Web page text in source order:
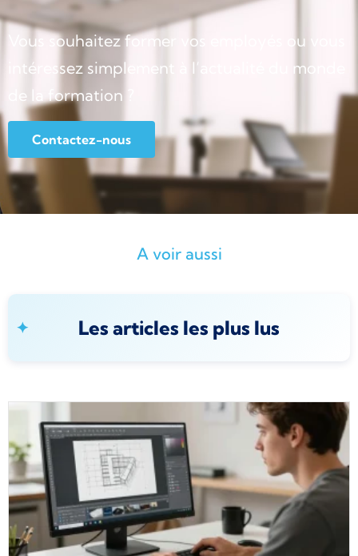
Vous souhaitez former vos employés ou vous
intéressez simplement à l’actualité du monde
de la formation ?
Contactez-nous
A voir aussi
Les articles les plus lus